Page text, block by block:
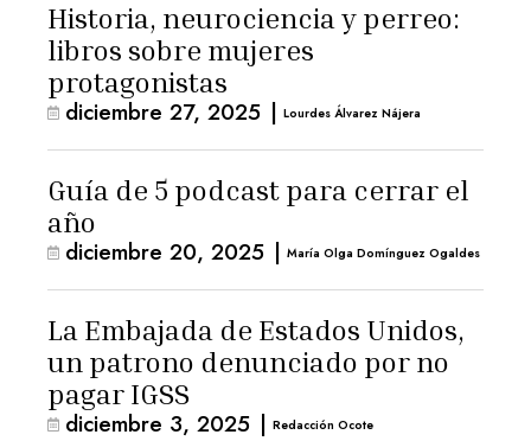
Historia, neurociencia y perreo:
libros sobre mujeres
protagonistas
diciembre 27, 2025 | Lourdes Álvarez Nájera
Guía de 5 podcast para cerrar el
año
diciembre 20, 2025 | María Olga Domínguez Ogaldes
La Embajada de Estados Unidos,
un patrono denunciado por no
pagar IGSS
diciembre 3, 2025 | Redacción Ocote